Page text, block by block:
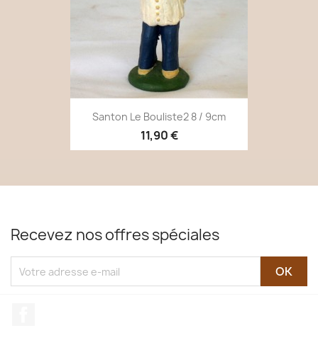
Santon Le Bouliste2 8 / 9cm
11,90 €
Recevez nos offres spéciales